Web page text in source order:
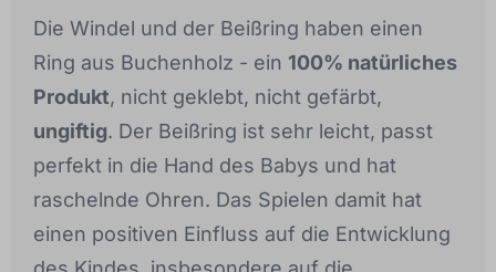
Die Windel und der Beißring haben einen
Ring aus Buchenholz - ein 100% natürliches
Produkt, nicht geklebt, nicht gefärbt,
ungiftig. Der Beißring ist sehr leicht, passt
perfekt in die Hand des Babys und hat
raschelnde Ohren. Das Spielen damit hat
einen positiven Einfluss auf die Entwicklung